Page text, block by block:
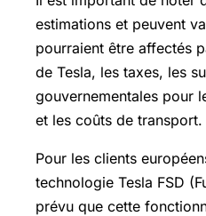
estimations et peuvent
pourraient être affectés
de Tesla, les taxes, les
gouvernementales pour
et les coûts de transport.
Pour les clients
technologie Tesla FSD
prévu que cette